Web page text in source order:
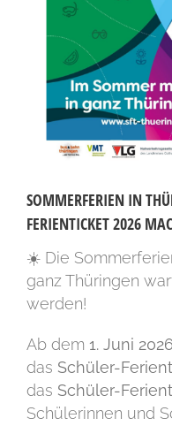
SOMMERFERIEN IN
FERIENTICKET 2026
☀️ Die
ganz Thüringen
werden!
Ab dem 1. Juni 2026
das Schüler-
das Schüler-
Schülerinnen und